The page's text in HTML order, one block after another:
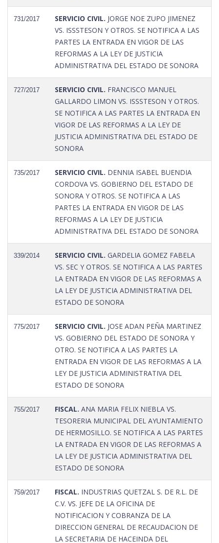
731/2017 SERVICIO CIVIL. JORGE NOE ZUPO JIMENEZ
VS. ISSSTESON Y OTROS. SE NOTIFICA A LAS
PARTES LA ENTRADA EN VIGOR DE LAS
REFORMAS A LA LEY DE JUSTICIA
ADMINISTRATIVA DEL ESTADO DE SONORA
727/2017 SERVICIO CIVIL. FRANCISCO MANUEL
GALLARDO LIMON VS. ISSSTESON Y OTROS.
SE NOTIFICA A LAS PARTES LA ENTRADA EN
VIGOR DE LAS REFORMAS A LA LEY DE
JUSTICIA ADMINISTRATIVA DEL ESTADO DE
SONORA
735/2017 SERVICIO CIVIL. DENNIA ISABEL BUENDIA
CORDOVA VS. GOBIERNO DEL ESTADO DE
SONORA Y OTROS. SE NOTIFICA A LAS
PARTES LA ENTRADA EN VIGOR DE LAS
REFORMAS A LA LEY DE JUSTICIA
ADMINISTRATIVA DEL ESTADO DE SONORA
339/2014 SERVICIO CIVIL. GARDELIA GOMEZ FABELA
VS. SEC Y OTROS. SE NOTIFICA A LAS PARTES
LA ENTRADA EN VIGOR DE LAS REFORMAS A
LA LEY DE JUSTICIA ADMINISTRATIVA DEL
ESTADO DE SONORA
775/2017 SERVICIO CIVIL. JOSE ADAN PEÑA MARTINEZ
VS. GOBIERNO DEL ESTADO DE SONORA Y
OTRO. SE NOTIFICA A LAS PARTES LA
ENTRADA EN VIGOR DE LAS REFORMAS A LA
LEY DE JUSTICIA ADMINISTRATIVA DEL
ESTADO DE SONORA
755/2017 FISCAL. ANA MARIA FELIX NIEBLA VS.
TESORERIA MUNICIPAL DEL AYUNTAMIENTO
DE HERMOSILLO. SE NOTIFICA A LAS PARTES
LA ENTRADA EN VIGOR DE LAS REFORMAS A
LA LEY DE JUSTICIA ADMINISTRATIVA DEL
ESTADO DE SONORA
759/2017 FISCAL. INDUSTRIAS QUETZAL S. DE R.L. DE
C.V. VS. JEFE DE LA OFICINA DE
NOTIFICACION Y COBRANZA DE LA
DIRECCION GENERAL DE RECAUDACION DE
LA SECRETARIA DE HACEINDA DEL